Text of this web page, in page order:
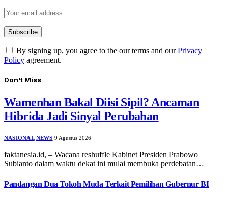
By signing up, you agree to the our terms and ourPrivacy
Policy agreement.
Don't Miss
Wamenhan Bakal Diisi Sipil? Ancaman
Hibrida Jadi Sinyal Perubahan
NASIONAL NEWS 9 Agustus 2026
faktanesia.id, – Wacana reshuffle Kabinet Presiden Prabowo
Subianto dalam waktu dekat ini mulai membuka perdebatan…
Pandangan Dua Tokoh Muda Terkait Pemilihan Gubernur BI